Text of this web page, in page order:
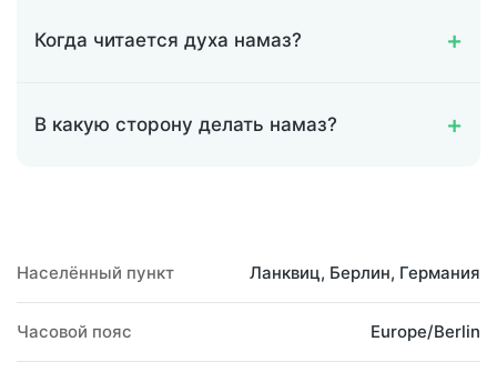
Когда читается духа намаз?
В какую сторону делать намаз?
Населённый пункт Ланквиц, Берлин, Германия
Часовой пояс Europe/Berlin